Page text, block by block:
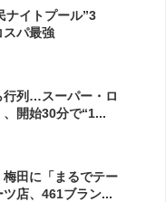
ナイトプール”3
パ最強
行列…スーパー・ロ
開始30分で“1...
梅田に「まるでテー
店、461ブラン...